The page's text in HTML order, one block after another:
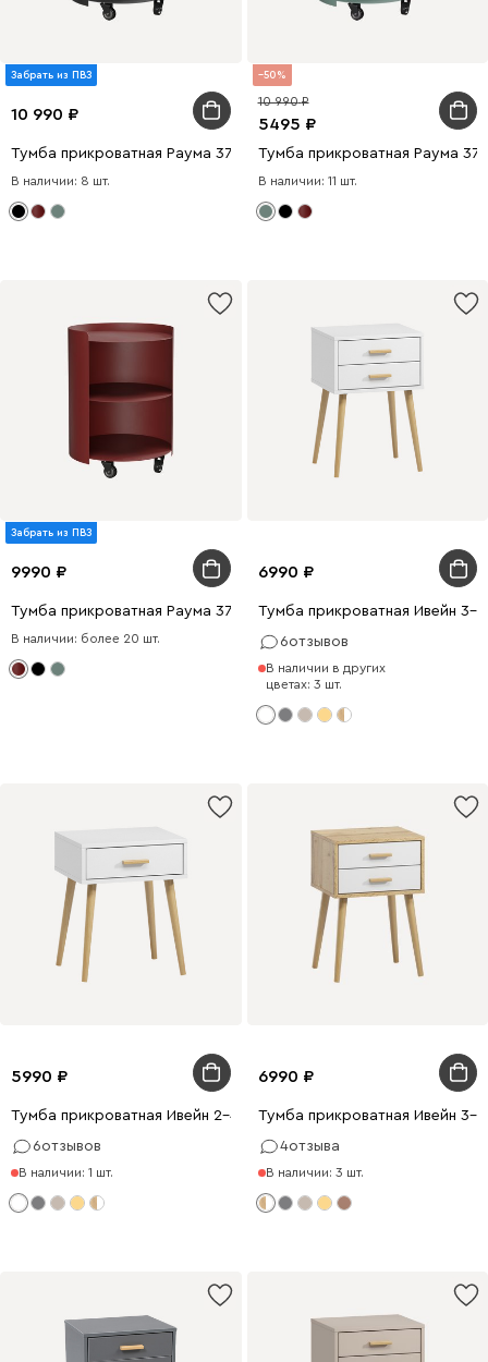
Забрать из ПВЗ
10 990
Тумба прикроватная Раума 37x46 Черный
В наличии: 8 шт.
50
5495
10 990
Тумба прикроватная Раума
В наличии: 11 шт.
Забрать из ПВЗ
9990
Тумба прикроватная Раума 37x46 Бордовый
В наличии: более 20 шт.
6990
Тумба прикроватная Ивейн 3-
6отзывов
В наличии в других
цветах: 3 шт.
5990
Тумба прикроватная Ивейн 2-42x52 Белый
6отзывов
В наличии: 1 шт.
6990
Тумба прикроватная Ивейн
4отзыва
В наличии: 3 шт.